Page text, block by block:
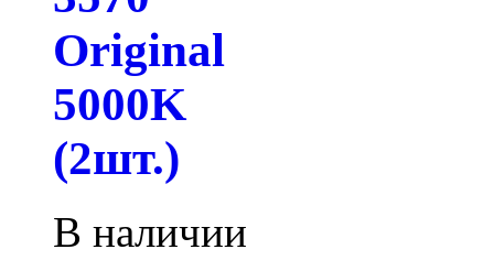
Original
5000K
(2шт.)
В наличии